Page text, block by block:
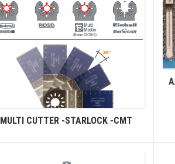
MULTI CUTTER -STARLOCK -CMT